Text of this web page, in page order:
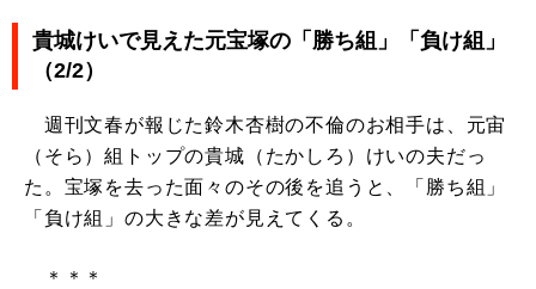
貴城けいで見えた元宝塚の「勝ち組」「負け組」
（2/2）
週刊文春が報じた鈴木杏樹の不倫のお相手は、元宙
（そら）組トップの貴城（たかしろ）けいの夫だっ
た。宝塚を去った面々のその後を追うと、「勝ち組」
「負け組」の大きな差が見えてくる。
＊＊＊